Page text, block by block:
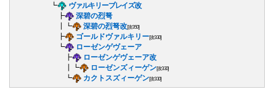
┗
ヴァルキリーブレイズ改
┣
深碧の烈弩
┃┗
深碧の烈弩改[攻350]
┣ ゴールドヴァルキリー[攻330]
┗
ローゼンゲヴェーア
┣
ローゼンゲヴェーア改
┃┗
ローゼンズィーゲン[攻330]
┗ カクトスズィーゲン[攻330]